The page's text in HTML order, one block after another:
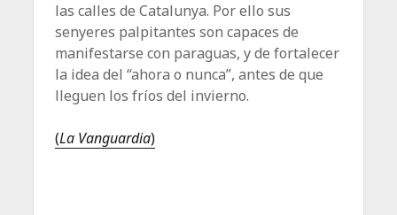
las calles de Catalunya. Por ello sus
senyeres palpitantes son capaces de
manifestarse con paraguas, y de fortalecer
la idea del “ahora o nunca”, antes de que
lleguen los fríos del invierno.
(La Vanguardia)